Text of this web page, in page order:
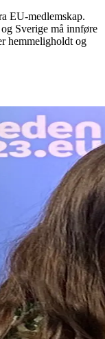
EU-medlemskap.
Sverige må innføre
hemmeligholdt og